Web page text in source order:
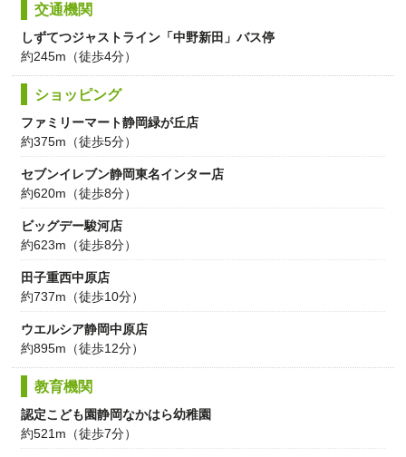
交通機関
しずてつジャストライン「中野新田」バス停
約245m（徒歩4分）
ショッピング
ファミリーマート静岡緑が丘店
約375m（徒歩5分）
セブンイレブン静岡東名インター店
約620m（徒歩8分）
ビッグデー駿河店
約623m（徒歩8分）
田子重西中原店
約737m（徒歩10分）
ウエルシア静岡中原店
約895m（徒歩12分）
教育機関
認定こども園静岡なかはら幼稚園
約521m（徒歩7分）